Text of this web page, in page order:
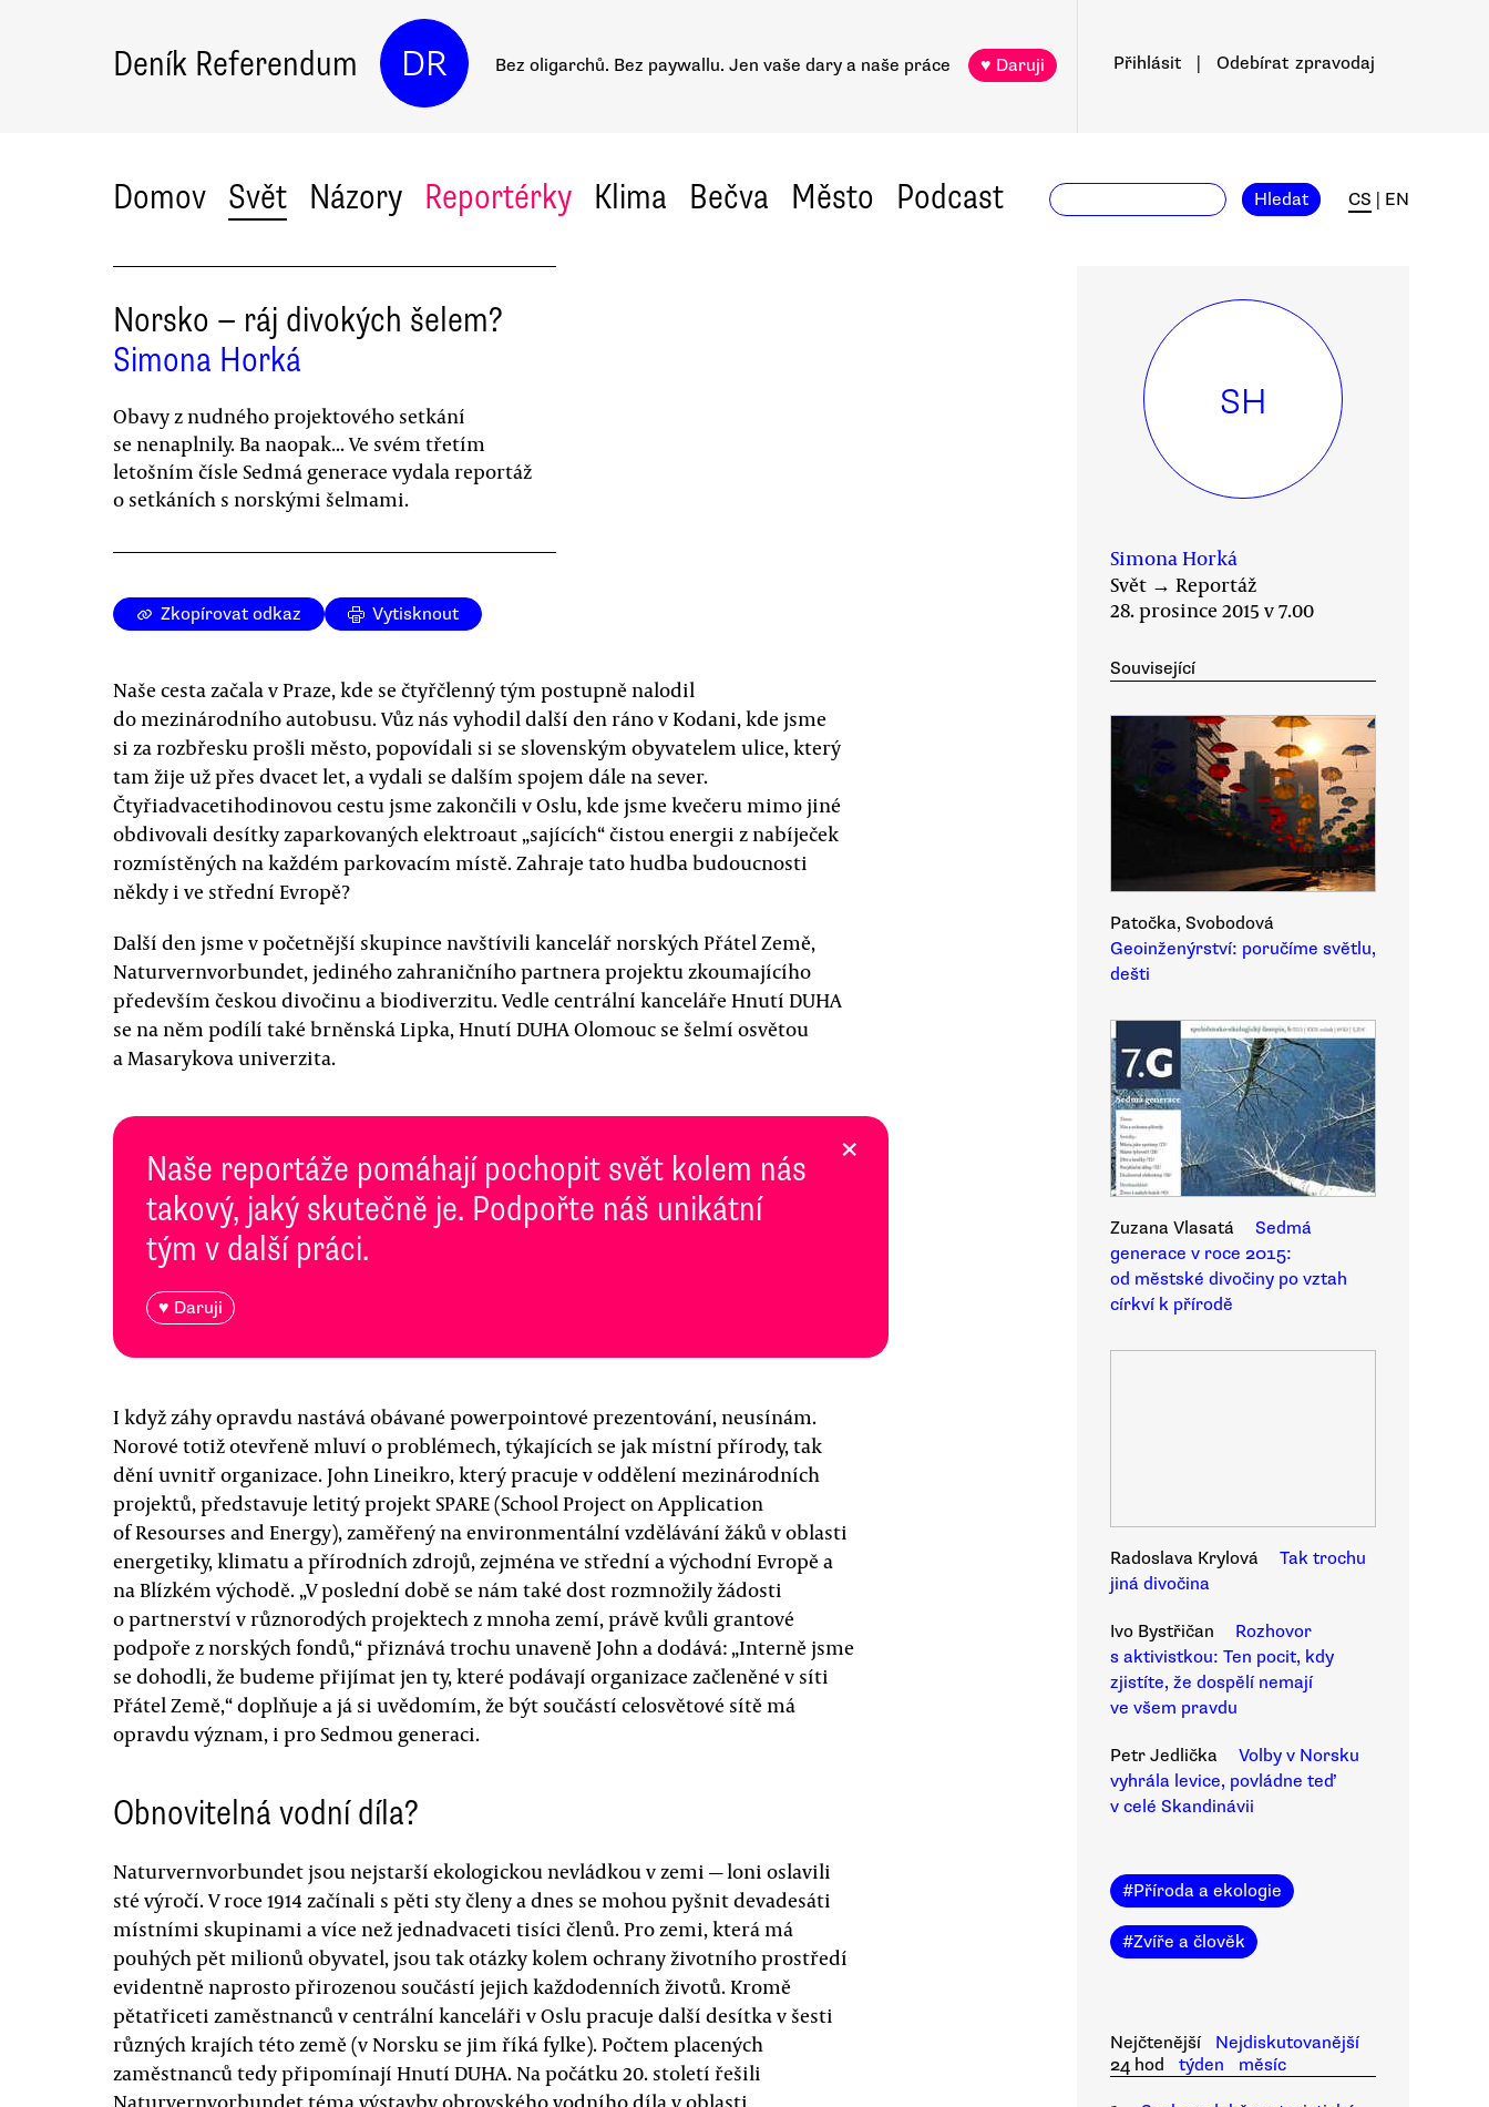
Deník Referendum DR Bez oligarchů. Bez paywallu. Jen vaše dary a naše práce ♥ Daruji Přihlásit Odebírat zpravodaj
Domov Svět Názory Reportérky Klima Bečva Město Podcast Hledat CS EN
Norsko — ráj divokých šelem?
Simona Horká
Obavy z nudného projektového setkání
se nenaplnily. Ba naopak... Ve svém třetím
letošním čísle Sedmá generace vydala reportáž
o setkáních s norskými šelmami.
Zkopírovat odkaz Vytisknout
Naše cesta začala v Praze, kde se čtyřčlenný tým postupně nalodil
do mezinárodního autobusu. Vůz nás vyhodil další den ráno v Kodani, kde jsme
si za rozbřesku prošli město, popovídali si se slovenským obyvatelem ulice, který
tam žije už přes dvacet let, a vydali se dalším spojem dále na sever.
Čtyřiadvacetihodinovou cestu jsme zakončili v Oslu, kde jsme kvečeru mimo jiné
obdivovali desítky zaparkovaných elektroaut „sajících“ čistou energii z nabíječek
rozmístěných na každém parkovacím místě. Zahraje tato hudba budoucnosti
někdy i ve střední Evropě?
Další den jsme v početnější skupince navštívili kancelář norských Přátel Země,
Naturvernvorbundet, jediného zahraničního partnera projektu zkoumajícího
především českou divočinu a biodiverzitu. Vedle centrální kanceláře Hnutí DUHA
se na něm podílí také brněnská Lipka, Hnutí DUHA Olomouc se šelmí osvětou
a Masarykova univerzita.
Naše reportáže pomáhají pochopit svět kolem nás
takový, jaký skutečně je. Podpořte náš unikátní
tým v další práci.
♥ Daruji
×
I když záhy opravdu nastává obávané powerpointové prezentování, neusínám.
Norové totiž otevřeně mluví o problémech, týkajících se jak místní přírody, tak
dění uvnitř organizace. John Lineikro, který pracuje v oddělení mezinárodních
projektů, představuje letitý projekt SPARE (School Project on Application
of Resourses and Energy), zaměřený na environmentální vzdělávání žáků v oblasti
energetiky, klimatu a přírodních zdrojů, zejména ve střední a východní Evropě a
na Blízkém východě. „V poslední době se nám také dost rozmnožily žádosti
o partnerství v různorodých projektech z mnoha zemí, právě kvůli grantové
podpoře z norských fondů,“ přiznává trochu unaveně John a dodává: „Interně jsme
se dohodli, že budeme přijímat jen ty, které podávají organizace začleněné v síti
Přátel Země,“ doplňuje a já si uvědomím, že být součástí celosvětové sítě má
opravdu význam, i pro Sedmou generaci.
Obnovitelná vodní díla?
Naturvernvorbundet jsou nejstarší ekologickou nevládkou v zemi — loni oslavili
sté výročí. V roce 1914 začínali s pěti sty členy a dnes se mohou pyšnit devadesáti
místními skupinami a více než jednadvaceti tisíci členů. Pro zemi, která má
pouhých pět milionů obyvatel, jsou tak otázky kolem ochrany životního prostředí
evidentně naprosto přirozenou součástí jejich každodenních životů. Kromě
pětatřiceti zaměstnanců v centrální kanceláři v Oslu pracuje další desítka v šesti
různých krajích této země (v Norsku se jim říká fylke). Počtem placených
zaměstnanců tedy připomínají Hnutí DUHA. Na počátku 20. století řešili
Naturvernvorbundet téma výstavby obrovského vodního díla v oblasti
SH
Simona Horká
Svět → Reportáž
28. prosince 2015 v 7.00
Související
Patočka, Svobodová
Geoinženýrství: poručíme světlu,
dešti
Zuzana Vlasatá
Sedmá
generace v roce 2015:
od městské divočiny po vztah
církví k přírodě
Radoslava Krylová
Tak trochu
jiná divočina
Ivo Bystřičan
Rozhovor
s aktivistkou: Ten pocit, kdy
zjistíte, že dospělí nemají
ve všem pravdu
Petr Jedlička
Volby v Norsku
vyhrála levice, povládne teď
v celé Skandinávii
#Příroda a ekologie
#Zvíře a člověk
Nejčtenější
Nejdiskutovanější
24 hod
týden
měsíc